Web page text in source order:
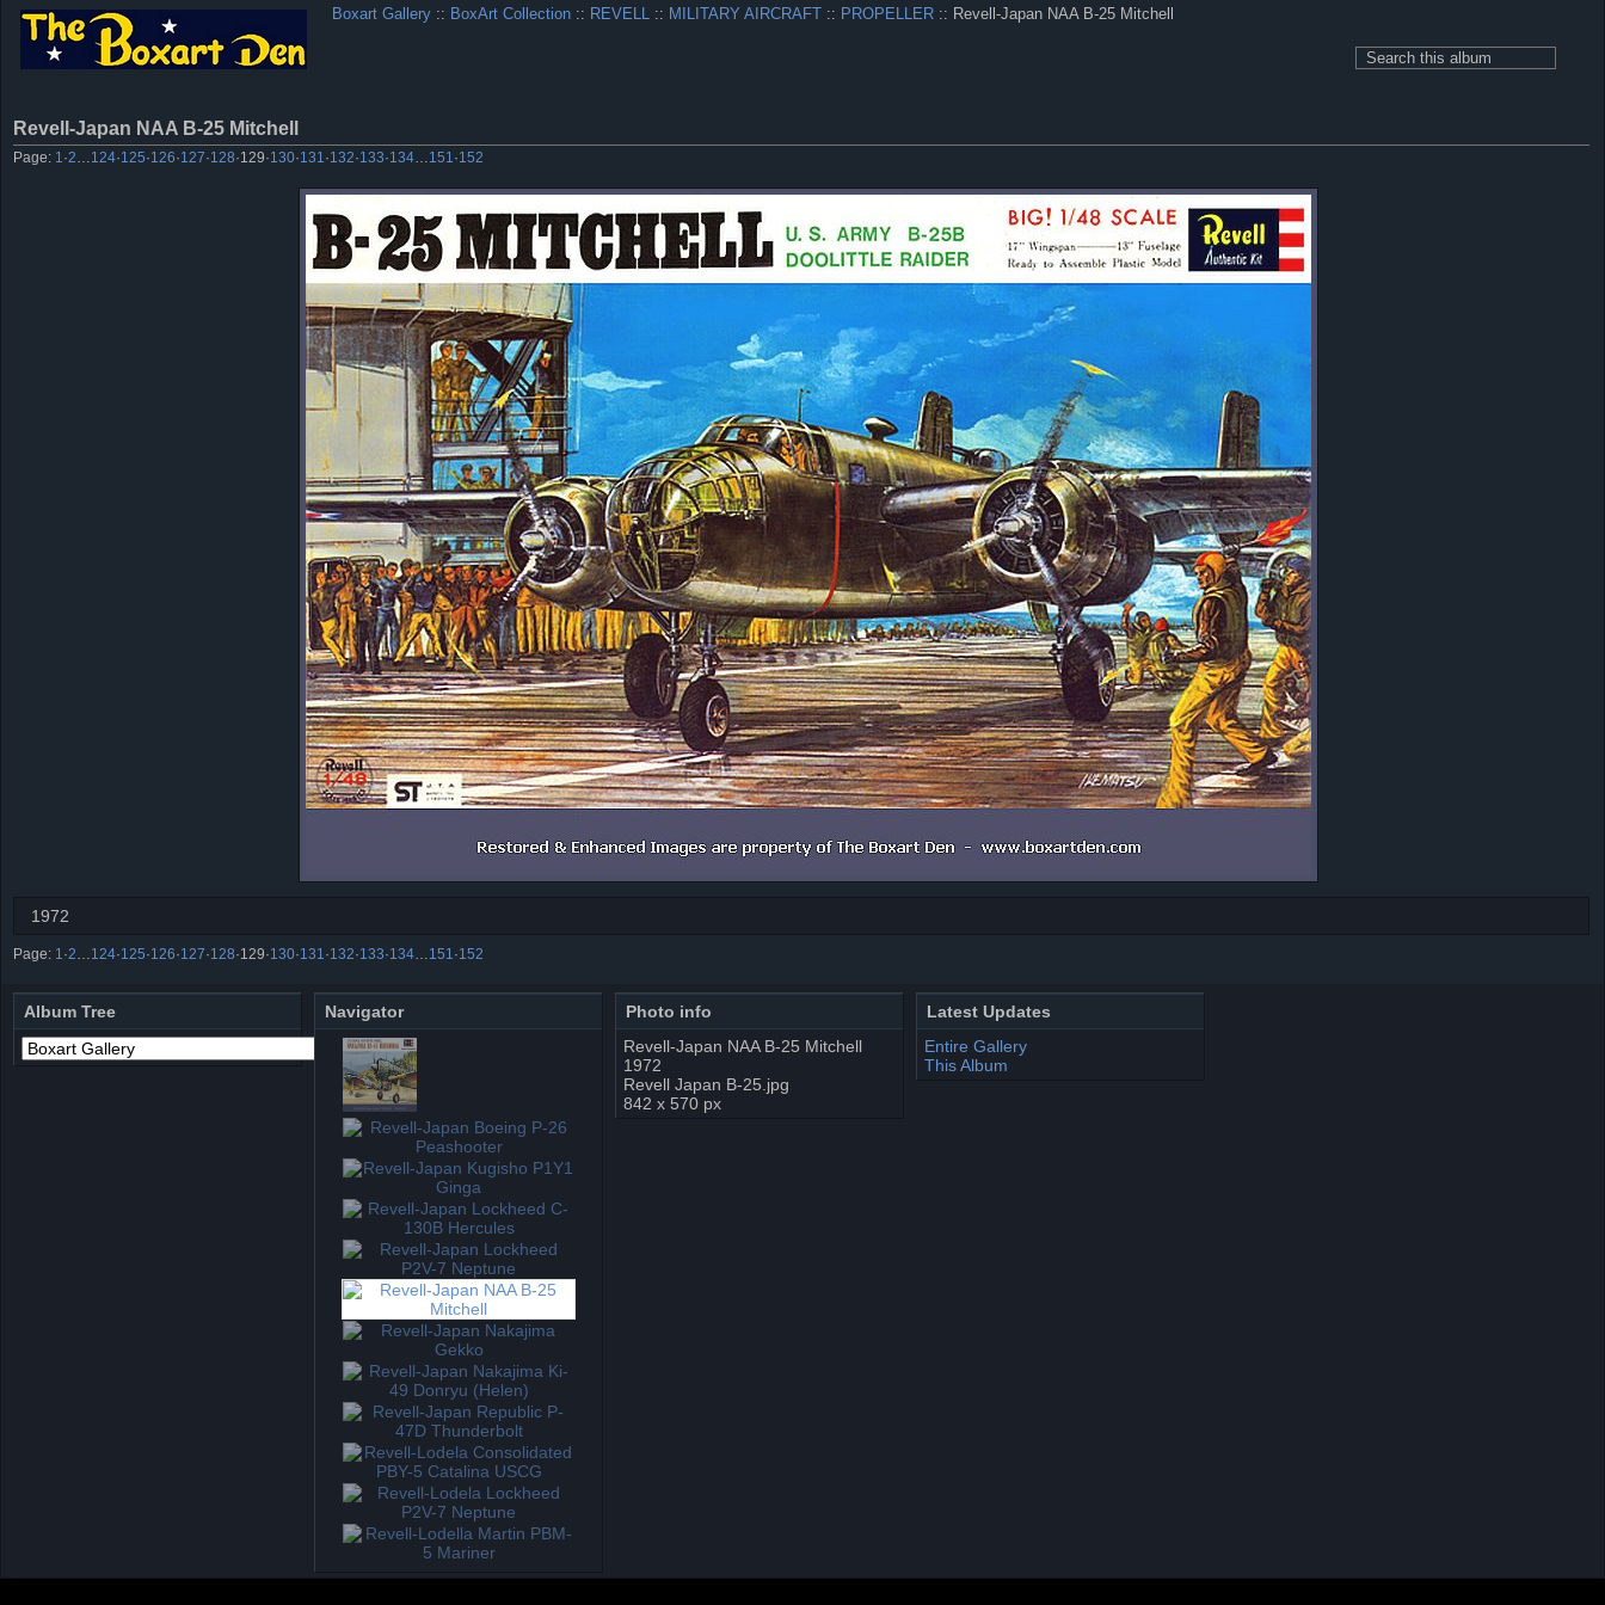
Boxart Gallery :: BoxArt Collection :: REVELL :: MILITARY AIRCRAFT :: PROPELLER :: Revell-Japan NAA B-25 Mitchell
Revell-Japan NAA B-25 Mitchell
Page: 1 ·2 124·125·126·127·128·129·130·131 ·132·133·134 151 ·152
1972
Page: 1 ·2 124·125·126·127·128·129·130·131 ·132·133·134 151 ·152
Album Tree Navigator
Photo info
Revell-Japan NAA B-25 Mitchell
1972
Revell Japan B-25.jpg
842 x 570 px
Latest Updates
Entire Gallery
This Album